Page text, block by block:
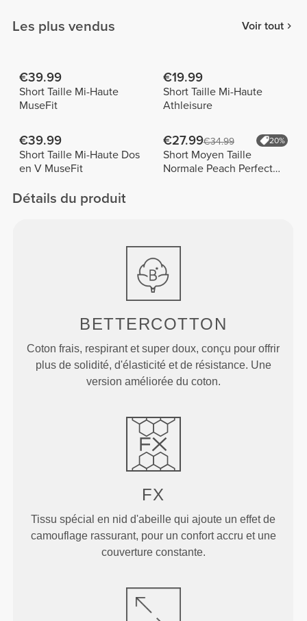
Les plus vendus Voir tout
€39.99
Short Taille Mi-Haute
MuseFit
€19.99
Short Taille Mi-Haute
Athleisure
€39.99
Short Taille Mi-Haute Dos
en V MuseFit
€27.99€34.99 20%
Short Moyen Taille
Normale Peach Perfect
Détails du produit
BETTERCOTTON
Coton frais, respirant et super doux, conçu pour offrir
plus de solidité, d'élasticité et de résistance. Une
version améliorée du coton.
FX
Tissu spécial en nid d'abeille qui ajoute un effet de
camouflage rassurant, pour un confort accru et une
couverture constante.